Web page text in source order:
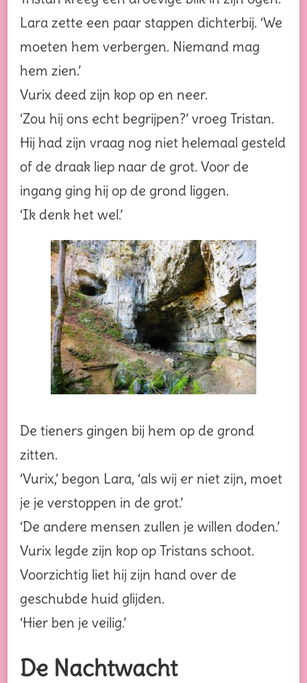
Lara zette een paar stappen dichterbij. ‘We
moeten hem verbergen. Niemand mag
hem zien.’
Vurix deed zijn kop op en neer.
‘Zou hij ons echt begrijpen?’ vroeg Tristan.
Hij had zijn vraag nog niet helemaal gesteld
of de draak liep naar de grot. Voor de
ingang ging hij op de grond liggen.
‘Ik denk het wel.’
De tieners gingen bij hem op de grond
zitten.
‘Vurix,’ begon Lara, ‘als wij er niet zijn, moet
je je verstoppen in de grot.’
‘De andere mensen zullen je willen doden.’
Vurix legde zijn kop op Tristans schoot.
Voorzichtig liet hij zijn hand over de
geschubde huid glijden.
‘Hier ben je veilig.’
De Nachtwacht